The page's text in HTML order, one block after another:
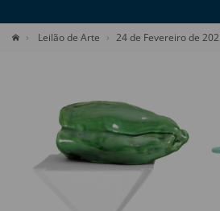
Leilão de Arte 24 de Fevereiro de